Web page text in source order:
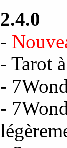
2.4.0
-
- Tarot
-
-